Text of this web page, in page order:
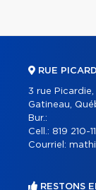
RUE
3 rue Picardie,
Gatineau,
Bur.:
Cell.: 819 210-
Courriel:
RESTONS